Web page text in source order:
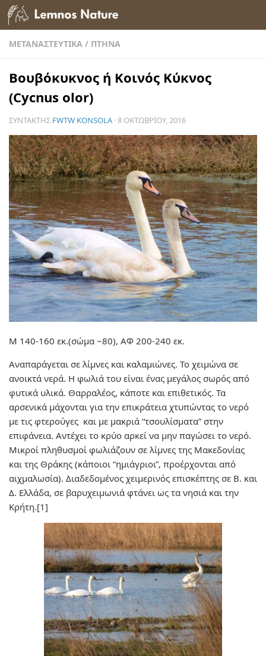
Skip to content
ΜΕΤΑΝΑΣΤΕΥΤΙΚΆ / ΠΤΗΝΆ
Βουβόκυκνος ή Κοινός Κύκνος
(Cycnus olor)
ΣΥΝΤΆΚΤΗΣ FWTW KONSOLA ·8 ΟΚΤΩΒΡΊΟΥ, 2016
Μ 140-160 εκ.(σώμα ~80), ΑΦ 200-240 εκ.
Αναπαράγεται σε λίμνες και καλαμιώνες. Το χειμώνα σε
ανοικτά νερά. Η φωλιά του είναι ένας μεγάλος σωρός από
φυτικά υλικά. Θαρραλέος, κάποτε και επιθετικός. Τα
αρσενικά μάχονται για την επικράτεια χτυπώντας το νερό
με τις φτερούγες και με μακριά “τσουλίσματα” στην
επιφάνεια. Αντέχει το κρύο αρκεί να μην παγώσει το νερό.
Μικροί πληθυσμοί φωλιάζουν σε λίμνες της Μακεδονίας
και της Θράκης (κάποιοι “ημιάγριοι”, προέρχονται από
αιχμαλωσία). Διαδεδομένος χειμερινός επισκέπτης σε Β. και
Δ. Ελλάδα, σε βαρυχειμωνιά φτάνει ως τα νησιά και την
Κρήτη.[1]